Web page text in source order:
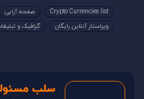
Crypto Currencies list صفحه آرایی
ویراستار آنلاین رایگان
گرافیک و
سلب